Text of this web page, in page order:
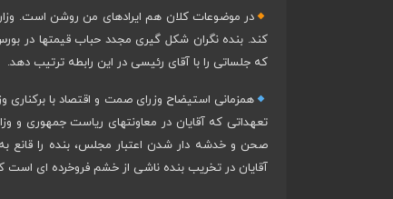
در موضوعات کلان هم ایرادهای من روشن است.
کند. بنده نگران شکل گیری مجدد حباب قیمتها در
که جلساتی را با آقای رئیسی در این رابطه ترتیب دهد.
همزمانی استیضاح وزرای صمت و اقتصاد با برکناری
تعهداتی که آقایان در معاونتهای ریاست جمهوری و
صحن و خدشه دار شدن اعتبار مجلس، بنده را قانع
آقایان در تخریب بنده ناشی از خشم فروخرده ای است